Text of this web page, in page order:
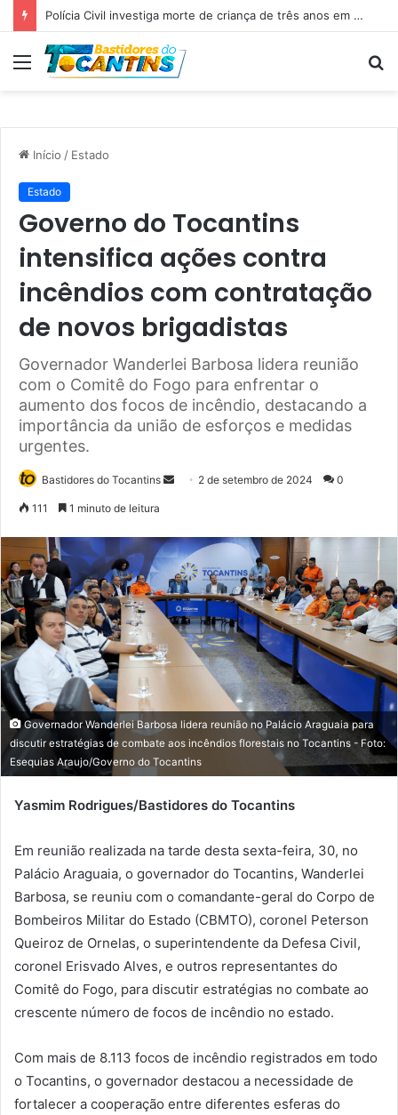
Professora Dorinha lidera disputa pelo Governo do Tocantins com 37,4% das intenções de voto, aponta pesquisa
Menu
Início / Estado
Estado
Governo do Tocantins
intensifica ações contra
incêndios com contratação
de novos brigadistas
Governador Wanderlei Barbosa lidera reunião
com o Comitê do Fogo para enfrentar o
aumento dos focos de incêndio, destacando a
importância da união de esforços e medidas
urgentes.
Bastidores do Tocantins
d
e
u
m
e
i
2 de setembro de 2024 0
111 1 minuto de leitura
Governador Wanderlei Barbosa lidera reunião no Palácio Araguaia para
discutir estratégias de combate aos incêndios florestais no Tocantins - Foto:
Esequias Araujo/Governo do Tocantins
Yasmim Rodrigues/Bastidores do Tocantins
Em reunião realizada na tarde desta sexta-feira, 30, no
Palácio Araguaia, o governador do Tocantins, Wanderlei
Barbosa, se reuniu com o comandante-geral do Corpo de
Bombeiros Militar do Estado (CBMTO), coronel Peterson
Queiroz de Ornelas, o superintendente da Defesa Civil,
coronel Erisvado Alves, e outros representantes do
Comitê do Fogo, para discutir estratégias no combate ao
crescente número de focos de incêndio no estado.
Com mais de 8.113 focos de incêndio registrados em todo
o Tocantins, o governador destacou a necessidade de
fortalecer a cooperação entre diferentes esferas do